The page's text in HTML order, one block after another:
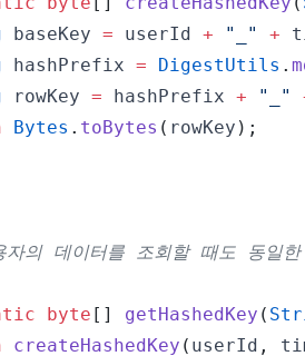
baseKey = userId + "_" +
hashPrefix = DigestUtils .
rowKey = hashPrefix + "_"
Bytes . toBytes ( rowKey ) ;
byte [ ] getHashedKey (
createHashedKey ( userId ,